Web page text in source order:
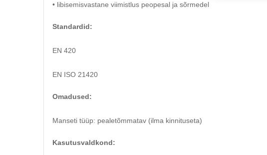
• libisemisvastane viimistlus peopesal ja sõrmedel
Standardid:
EN 420
EN ISO 21420
Omadused:
Manseti tüüp: pealetõmmatav (ilma kinnituseta)
Kasutusvaldkond: